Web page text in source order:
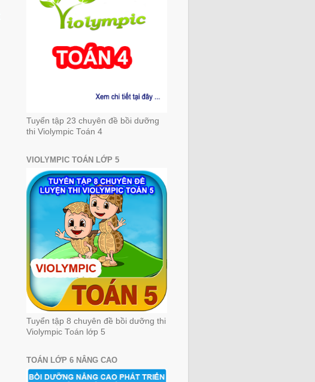
Tuyển tập 23 chuyên đề bồi dưỡng
thi Violympic Toán 4
VIOLYMPIC TOÁN LỚP 5
Tuyển tập 8 chuyên đề bồi dưỡng thi
Violympic Toán lớp 5
TOÁN LỚP 6 NÂNG CAO